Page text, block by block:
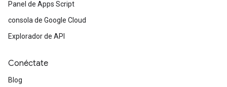
Panel de Apps Script
consola de Google Cloud
Explorador de API
Conéctate
Blog